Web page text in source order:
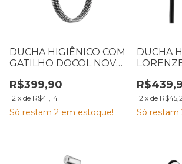
DUCHA HIGIÊNICO COM
GATILHO DOCOL NOVA
R$399,90
12 x de R$41,14
Só restam 2 em estoque!
DUCHA
12 x de
Só restam